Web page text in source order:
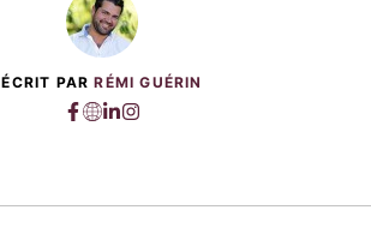
ÉCRIT PARRÉMI GUÉRIN